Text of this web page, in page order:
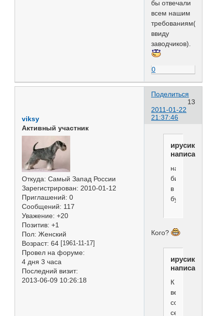
бы отвечали
всем нашим
требованиям(имела
ввиду
заводчиков).
0
Поделиться
13
2011-01-22
21:37:46
viksy
Активный участник
Откуда: Самый Запад России
Зарегистрирован: 2010-01-12
Приглашений: 0
Сообщений: 117
Уважение: +20
Позитив: +1
Пол: Женский
Возраст: 64 [1961-11-17]
Провел на форуме:
4 дня 3 часа
Последний визит:
2013-06-09 10:26:18
ирусик
написал(а):
надо
бить
в
бубен))))
Кого?
ирусик
написал(а):
К
великому
сожалению
сейчас